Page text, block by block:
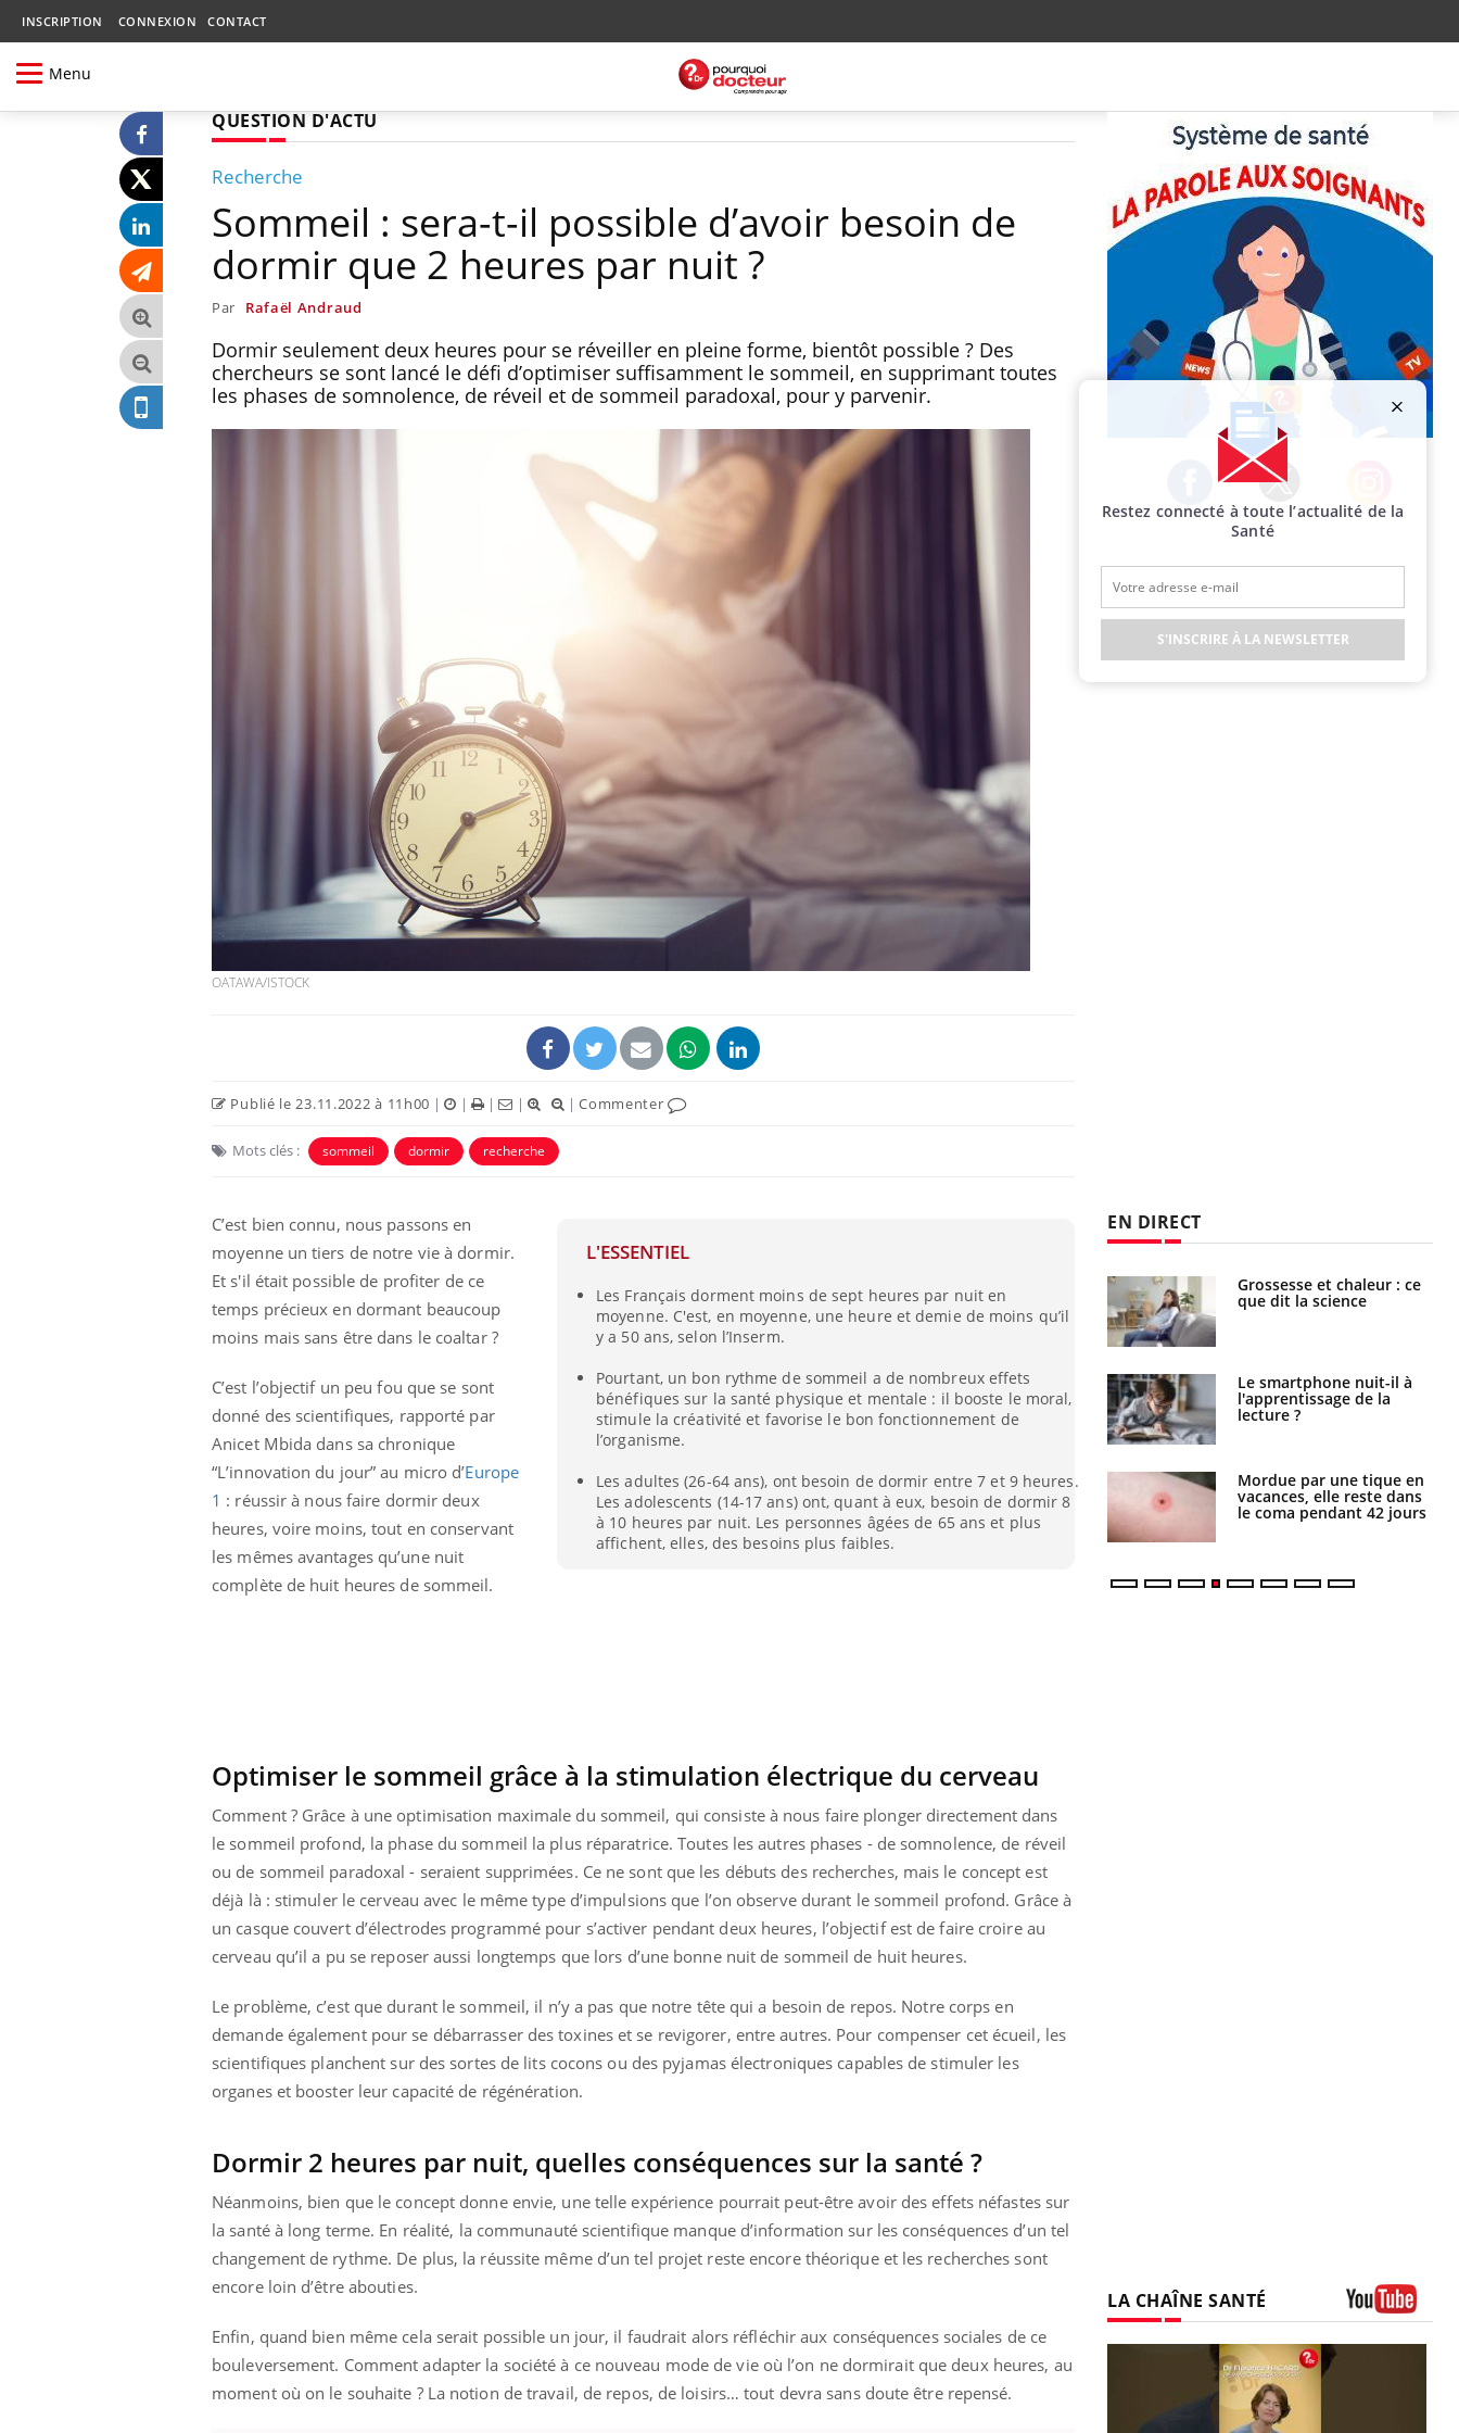
INSCRIPTION CONNEXION CONTACT
Menu
QUESTION D'ACTU
Recherche
Sommeil : sera-t-il possible d’avoir besoin de
dormir que 2 heures par nuit ?
Par Rafaël Andraud
Dormir seulement deux heures pour se réveiller en pleine forme, bientôt possible ? Des
chercheurs se sont lancé le défi d’optimiser suffisamment le sommeil, en supprimant toutes
les phases de somnolence, de réveil et de sommeil paradoxal, pour y parvenir.
OATAWA/ISTOCK
Publié le 23.11.2022 à 11h00 | | | | |Commenter
Mots clés : sommeil dormir recherche
L'ESSENTIEL
Les Français dorment moins de sept heures par nuit en
moyenne. C'est, en moyenne, une heure et demie de moins qu’il
y a 50 ans, selon l’Inserm.
Pourtant, un bon rythme de sommeil a de nombreux effets
bénéfiques sur la santé physique et mentale : il booste le moral,
stimule la créativité et favorise le bon fonctionnement de
l’organisme.
Les adultes (26-64 ans), ont besoin de dormir entre 7 et 9 heures.
Les adolescents (14-17 ans) ont, quant à eux, besoin de dormir 8
à 10 heures par nuit. Les personnes âgées de 65 ans et plus
affichent, elles, des besoins plus faibles.
C’est bien connu, nous passons en
moyenne un tiers de notre vie à dormir.
Et s'il était possible de profiter de ce
temps précieux en dormant beaucoup
moins mais sans être dans le coaltar ?
C’est l’objectif un peu fou que se sont
donné des scientifiques, rapporté par
Anicet Mbida dans sa chronique
“L’innovation du jour” au micro d’Europe
1 : réussir à nous faire dormir deux
heures, voire moins, tout en conservant
les mêmes avantages qu’une nuit
complète de huit heures de sommeil.
Optimiser le sommeil grâce à la stimulation électrique du cerveau
Comment ? Grâce à une optimisation maximale du sommeil, qui consiste à nous faire plonger directement dans
le sommeil profond, la phase du sommeil la plus réparatrice. Toutes les autres phases - de somnolence, de réveil
ou de sommeil paradoxal - seraient supprimées. Ce ne sont que les débuts des recherches, mais le concept est
déjà là : stimuler le cerveau avec le même type d’impulsions que l’on observe durant le sommeil profond. Grâce à
un casque couvert d’électrodes programmé pour s’activer pendant deux heures, l’objectif est de faire croire au
cerveau qu’il a pu se reposer aussi longtemps que lors d’une bonne nuit de sommeil de huit heures.
Le problème, c’est que durant le sommeil, il n’y a pas que notre tête qui a besoin de repos. Notre corps en
demande également pour se débarrasser des toxines et se revigorer, entre autres. Pour compenser cet écueil, les
scientifiques planchent sur des sortes de lits cocons ou des pyjamas électroniques capables de stimuler les
organes et booster leur capacité de régénération.
Dormir 2 heures par nuit, quelles conséquences sur la santé ?
Néanmoins, bien que le concept donne envie, une telle expérience pourrait peut-être avoir des effets néfastes sur
la santé à long terme. En réalité, la communauté scientifique manque d’information sur les conséquences d’un tel
changement de rythme. De plus, la réussite même d’un tel projet reste encore théorique et les recherches sont
encore loin d’être abouties.
Enfin, quand bien même cela serait possible un jour, il faudrait alors réfléchir aux conséquences sociales de ce
bouleversement. Comment adapter la société à ce nouveau mode de vie où l’on ne dormirait que deux heures, au
moment où on le souhaite ? La notion de travail, de repos, de loisirs… tout devra sans doute être repensé.
Facebook Twitter Instagram
EN DIRECT
Chikungunya, dengue,
West Nile : que se passe-
t-il dans le sud de la
France ?
Les médicaments GLP-1
protègent-ils aussi les os
?
Cytomégalovirus : ce qui
change dans la prise en
charge des femmes
enceintes
de dormir la nuit ?
VIH : la fin du comprimé
tous les jours se profile-t-
elle enfin ?
Pourquoi votre ventre
gâche-t-il les premiers
jours de vos vacances ?
pourquoi le risque de
noyade grimpe-t-il ?
Le Viagra pourrait-il
freiner la propagation du
cancer ?
Pourquoi manger moins
de protéines pourrait
finalement être bénéfique
Grossesse et chaleur : ce
que dit la science
Le smartphone nuit-il à
l'apprentissage de la
lecture ?
Mordue par une tique en
vacances, elle reste dans
le coma pendant 42 jours
LA CHAÎNE SANTÉ
Restez connecté à toute l’actualité de la
Santé
S'INSCRIRE À LA NEWSLETTER